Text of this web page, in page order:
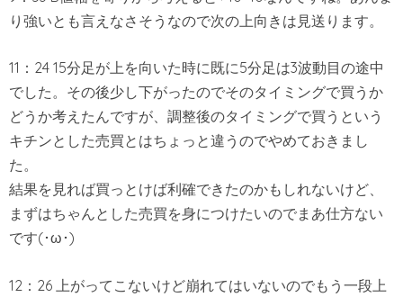
り強いとも言えなさそうなので次の上向きは見送ります。
11：24 15分足が上を向いた時に既に5分足は3波動目の途中
でした。その後少し下がったのでそのタイミングで買うか
どうか考えたんですが、調整後のタイミングで買うという
キチンとした売買とはちょっと違うのでやめておきまし
た。
結果を見れば買っとけば利確できたのかもしれないけど、
まずはちゃんとした売買を身につけたいのでまあ仕方ない
です(･ω･)
12：26 上がってこないけど崩れてはいないのでもう一段上